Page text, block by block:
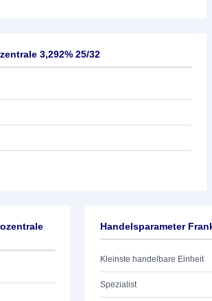
3,292% 25/32
Handelsparameter
Kleinste handelbare Einheit
Spezialist